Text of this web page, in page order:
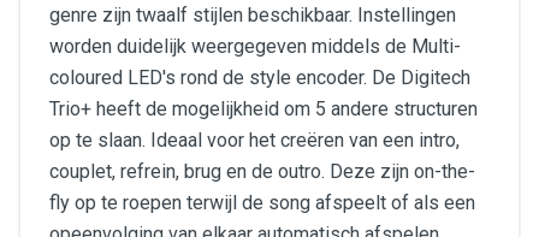
genre zijn twaalf stijlen beschikbaar. Instellingen
worden duidelijk weergegeven middels de Multi-
coloured LED's rond de style encoder. De Digitech
Trio+ heeft de mogelijkheid om 5 andere structuren
op te slaan. Ideaal voor het creëren van een intro,
couplet, refrein, brug en de outro. Deze zijn on-the-
fly op te roepen terwijl de song afspeelt of als een